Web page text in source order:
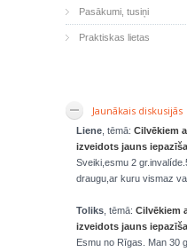
Pasākumi, tusiņi
Praktiskas lietas
Jaunākais diskusijās
Liene , tēmā: Cilvēkiem
izveidots jauns
Sveiki,esmu 2
draugu,ar kuru vismaz
Toliks , tēmā: Cilvēkiem
izveidots jauns
Esmu no Rīgas. Man 30